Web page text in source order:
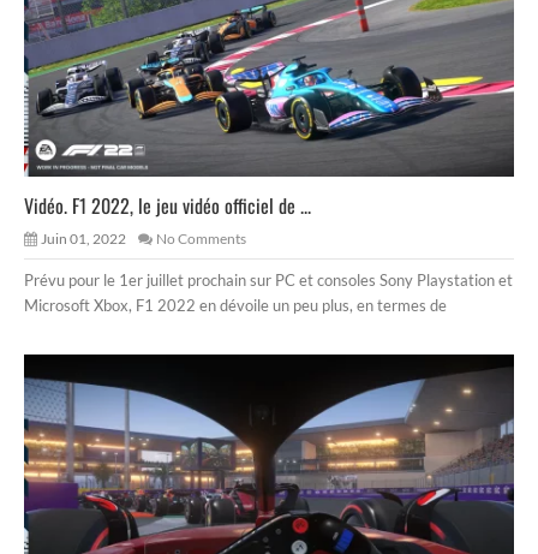
Vidéo. F1 2022, le jeu vidéo officiel de ...
Juin 01, 2022 No Comments
Prévu pour le 1er juillet prochain sur PC et consoles Sony Playstation et
Microsoft Xbox, F1 2022 en dévoile un peu plus, en termes de